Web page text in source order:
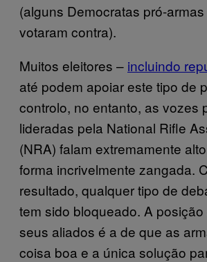
(alguns Democratas pró-
votaram contra).
Muitos eleitores – incluindo
até podem apoiar este tipo de
controlo, no entanto, as vozes
lideradas pela National Rifle
(NRA) falam extremamente
forma incrivelmente zangada.
resultado, qualquer tipo de
tem sido bloqueado. A
seus aliados é a de que as
coisa boa e a única solução